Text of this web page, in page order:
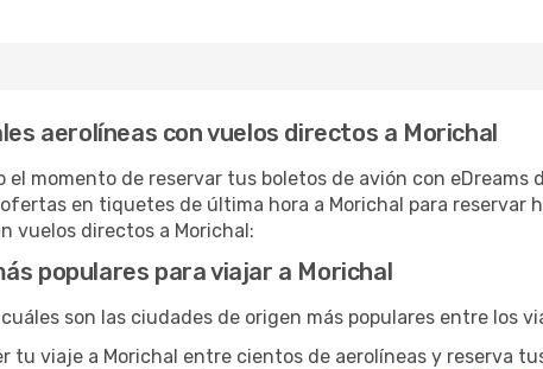
aerolíneas con vuelos directos a Morichal
el momento de reservar tus boletos de avión con
en tiquetes de última hora a Morichal para reservar
vuelos directos a Morichal:
populares para viajar a Morichal
son las ciudades de origen más populares entre los
tu viaje a Morichal entre cientos de aerolíneas y reserva